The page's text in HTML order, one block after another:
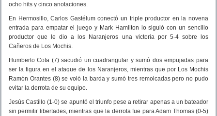
ocho hits y cinco anotaciones.
En Hermosillo, Carlos Gastélum conectó un triple productor en la novena
entrada para empatar el juego y Mark Hamilton lo siguió con un sencillo
productor que le dio a los Naranjeros una victoria por 5-4 sobre los
Cañeros de Los Mochis.
Humberto Cota (7) sacudió un cuadrangular y sumó dos empujadas para
ser la figura en el ataque de los Naranjeros, mientras que por Los Mochis
Ramón Orantes (8) se voló la barda y sumó tres remolcadas pero no pudo
evitar la derrota de su equipo.
Jesús Castillo (1-0) se apuntó el triunfo pese a retirar apenas a un bateador
sin permitir libertades, mientras que la derrota fue para Adam Thomas (0-5)